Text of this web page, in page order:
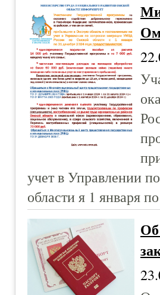
учет в Управлении
области я 1 января